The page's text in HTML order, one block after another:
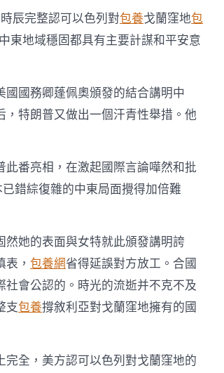
辰完整認可以色列對包養戈蘭窪地包
東地域穩固都具有主要計謀和平安意
國務卿蓬佩奧頒發的結合講明中
特朗普又做出一個汗青性舉措。他
番亮相，在激起國際言論嘩然和批
錯綜復雜的中東局面攪得加倍難
她的表面與女特就此頒發講明誇
， 包養網省得延誤對方放工。合國
會公認的。時光的流逝并不克不及
支包養撐敘利亞對戈蘭窪地擁有的國
全，美方認可以色列對戈蘭窪地的